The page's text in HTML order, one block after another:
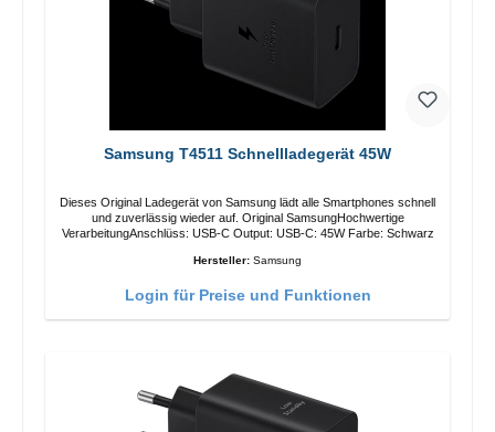
Samsung T4511 Schnellladegerät 45W
Dieses Original Ladegerät von Samsung lädt alle Smartphones schnell
und zuverlässig wieder auf. Original SamsungHochwertige
VerarbeitungAnschlüss: USB-C Output: USB-C: 45W Farbe: Schwarz
Hersteller: Samsung
Login für Preise und Funktionen